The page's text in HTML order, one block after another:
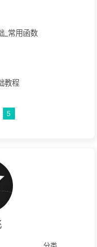
_常用函数
教程
5